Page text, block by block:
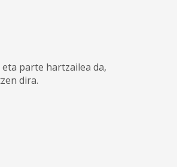
parte hartzailea da,
dira.